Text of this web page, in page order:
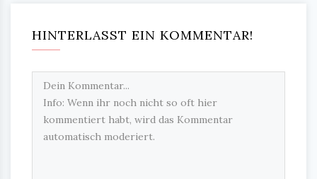
HINTERLASST EIN KOMMENTAR!